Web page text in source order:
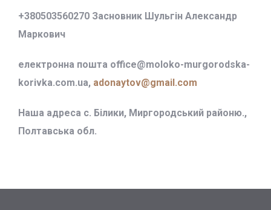
+380503560270 Засновник Шульгін Александр
Маркович
електронна пошта office@moloko-murgorodska-
korivka.com.ua, adonaytov@gmail.com
Наша адреса с. Білики, Миргородський районю.,
Полтавська обл.